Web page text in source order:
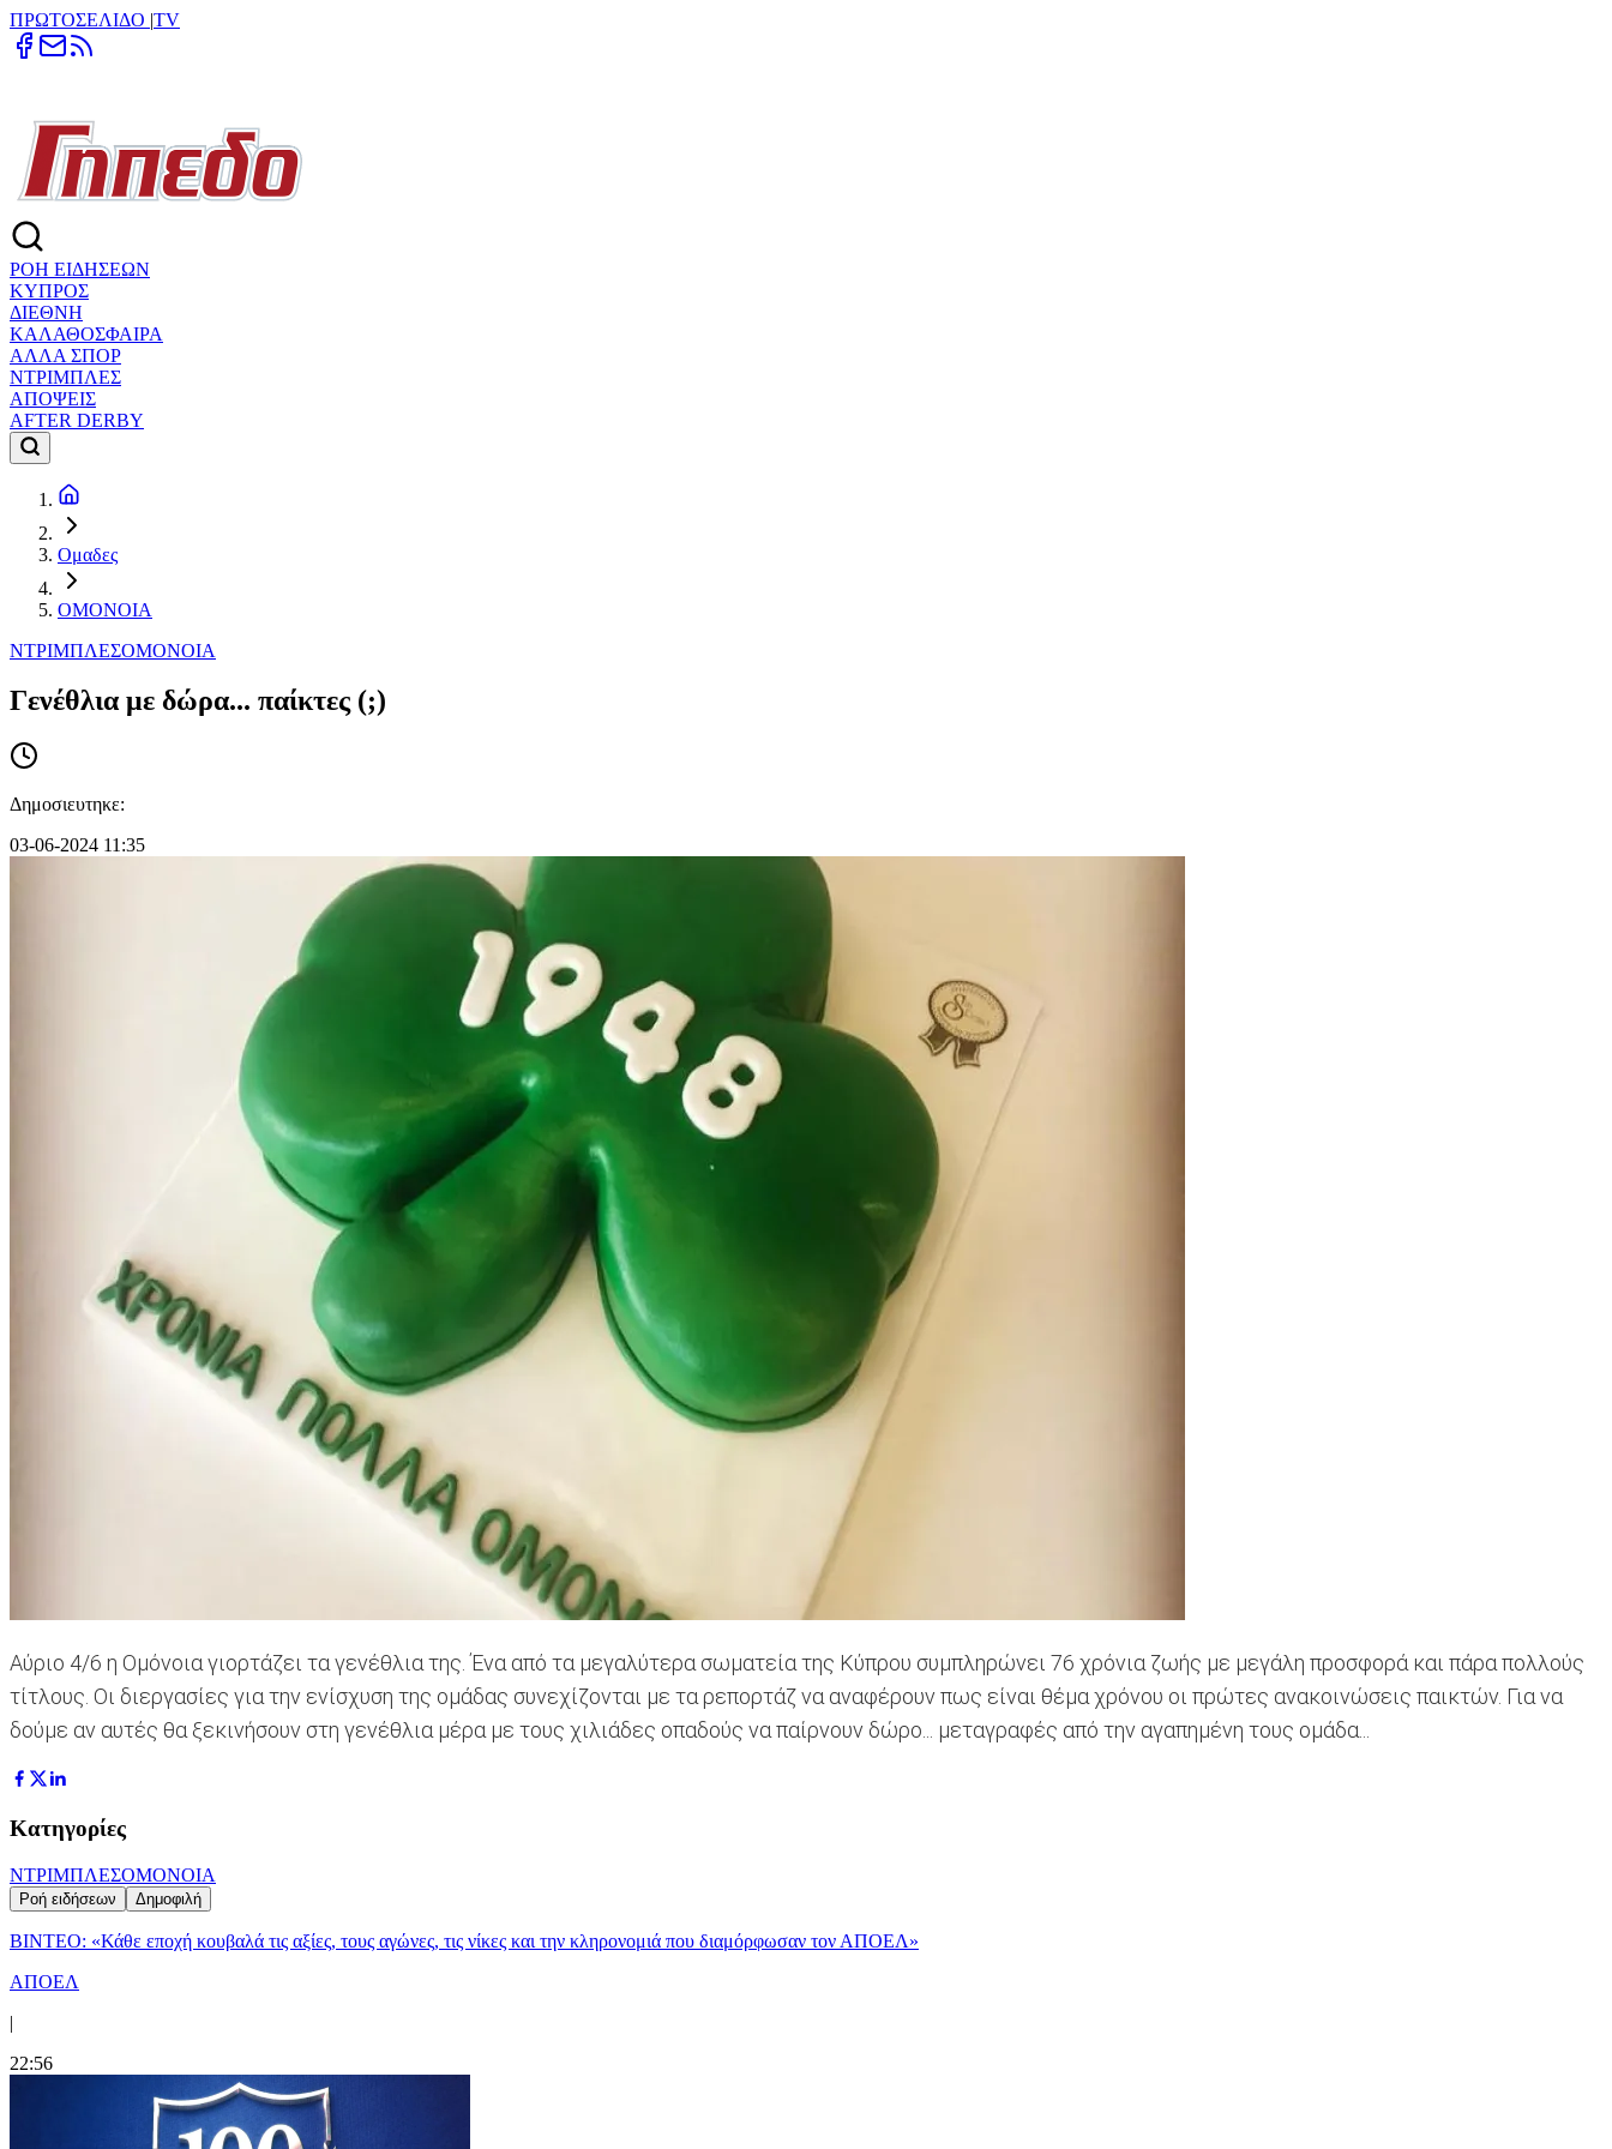
ΠΡΩΤΟΣΕΛΙΔΟ |TV
ΡΟΗ ΕΙΔΗΣΕΩΝ
ΚΥΠΡΟΣ
ΔΙΕΘΝΗ
ΚΑΛΑΘΟΣΦΑΙΡΑ
ΑΛΛΑ ΣΠΟΡ
ΝΤΡΙΜΠΛΕΣ
ΑΠΟΨΕΙΣ
AFTER DERBY
Ομαδες
ΟΜΟΝΟΙΑ
ΝΤΡΙΜΠΛΕΣΟΜΟΝΟΙΑ
Γενέθλια με δώρα... παίκτες (;)
Δημοσιευτηκε:
03-06-2024 11:35
Αύριο 4/6 η Ομόνοια γιορτάζει τα γενέθλια της. Ένα από τα μεγαλύτερα σωματεία της Κύπρου συμπληρώνει 76 χρόνια ζωής με μεγάλη προσφορά και πάρα πολλούς
τίτλους. Οι διεργασίες για την ενίσχυση της ομάδας συνεχίζονται με τα ρεπορτάζ να αναφέρουν πως είναι θέμα χρόνου οι πρώτες ανακοινώσεις παικτών. Για να
δούμε αν αυτές θα ξεκινήσουν στη γενέθλια μέρα με τους χιλιάδες οπαδούς να παίρνουν δώρο... μεταγραφές από την αγαπημένη τους ομάδα...
Κατηγορίες
ΝΤΡΙΜΠΛΕΣΟΜΟΝΟΙΑ
Ροή ειδήσεων Δημοφιλή
ΒΙΝΤΕΟ: «Κάθε εποχή κουβαλά τις αξίες, τους αγώνες, τις νίκες και την κληρονομιά που διαμόρφωσαν τον ΑΠΟΕΛ»
ΑΠΟΕΛ
|
22:56